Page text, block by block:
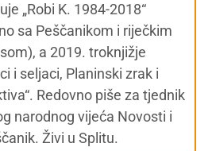
„Robi K. 1984-2018“
sa Peščanikom i riječkim
a 2019. troknjižje
i seljaci, Planinski zrak i
Redovno piše za tjednik
narodnog vijeća Novosti i
Živi u Splitu.